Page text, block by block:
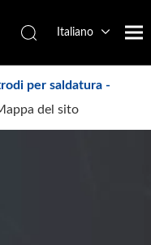
Italiano
简体中文
English
per saldatura -
del sito